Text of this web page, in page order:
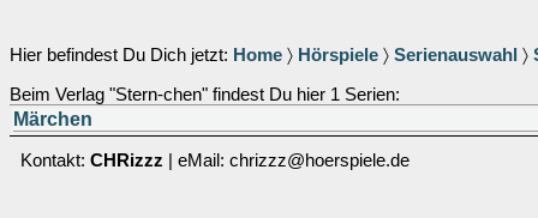
Hier befindest Du Dich jetzt: Home 〉 Hörspiele 〉 Serienauswahl 〉
Beim Verlag "Stern-chen" findest Du hier 1 Serien:
Märchen
Kontakt: CHRizzz | eMail: chrizzz@hoerspiele.de